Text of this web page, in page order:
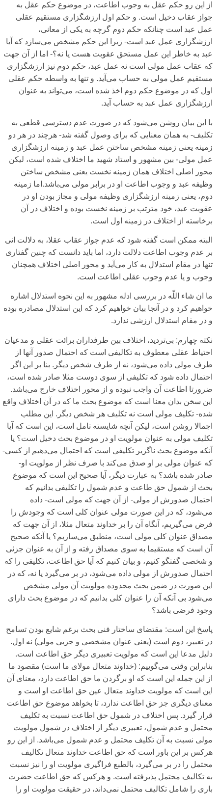
از این رو حکم عقل به وجوب اطاعت، در موضوع حکم عقل به
جواز عقاب دخیل است. و حکم اول ارزشگزاری‌ مستقیم عقلی‌
عمل عبد است چنانکه حکم دوم گرچه به یکی‌ از معانی‌،
ارزشگزاری‌ عمل عبد است- زیرا این حکم مشخص می‌سازد که آیا
عبد به خاطر این عمل مستحق عقوبت هست یا نه؟- اما از آن جهت
که عقاب عمل مولی‌ است نه عمل عبد، حکم دوم نیز ارزشگزاری‌
مستقیم عمل مولی‌ به حساب می‌‌آید. و تنها به واسطه حکم عقلی‌
اول که در موضوع حکم دوم اخذ شده است، می‌تواند به عنوان
ارزشگزاری‌ عمل عبد به حساب آید.
با این بیان روشن می‌شود که در صورت عدم دسترسی‌ قطعی‌ به
تکلیف- به همان معنایی‌ که برای‌ وصول گفته شد- هرچند در هر دو
زمینه یعنی‌ زمینه مشخص ساختن عمل عبد و زمینه ارزشگزاری‌
عمل مولی‌- بین مشهور و استاد شهید ما اختلاف شده است، لیکن
محور اصلی‌ اختلاف همان زمینه نخست یعنی‌ مشخص ساختن
وظیفه عبد و وجوب اطاعت او در برابر مولی‌ می‌‌باشد.اما زمینه
دوم، یعنی‌ زمینه ارزشگزاری‌ وظیفه مولی‌ و مجاز بودن او در
عقوبت عبد، خود مترتب بر زمینه نخست بوده و اختلاف در آن
برخاسته از اختلاف در زمینه اول است.
البته ممکن است گفته شود که عدم جواز عقاب عقلا، به دلالت انی‌
بر عدم وجوب اطاعت دلالت دارد، اما باید دانست که چنین گفتاری‌
تنها در مقام استدلال به کار می‌آید و محور اصلی‌ اختلاف همچنان
وجوب و یا عدم وجوب عقلی‌ اطاعت است.
ما ان شاء اللّه در بررسی‌ ادله مشهور به این نحوه استدلال اشاره
خواهیم کرد و در آنجا بیان خواهیم کرد که این استدلال مصادره بوده
و در مقام استدلال ارزشی‌ ندارد.
نکته چهارم: بی‌‌تردید، اختلاف بین طرفداران برائت عقلی‌ و مدعیان
احتیاط عقلی‌ معطوف به تکالیفی‌ است که احتمال صدور آنها از
طرف مولی‌ داده می‌‌شود، نه از طرف شخص دیگر. بنا بر این اگر
احتمال داده شود که تکلیفی‌ از سوی‌ دوست مثلا صادر شده است،
ضرورتا اطاعت آن واجب نبوده و از محور اختلاف خارج می‌‌باشد.
این سخن بدان معنا است که موضوع بحث ما که در آن اختلاف واقع
شده- تکلیف مولی‌ است نه تکلیف هر شخص دیگر. این مطلب
اجمالا روشن است، لیکن آنچه شایسته تامل است، این است که آیا
تکلیف مولی‌ به عنوان مولویت او در موضوع بحث دخیل است؟ یا
آنکه موضوع بحث ناگزیر تکلیفی‌ است که احتمال می‌دهیم از کسی‌-
که عنوان مولی‌ بر او صدق می‌‌کند با صرف نظر از مولویت او-
صادر شده باشد؟ به عبارت دیگر، آیا صحیح این است که موضوع
بحث از شمول حق طاعت و عدم شمول را تکلیفی‌ بدانیم که
احتمال صدورش از مولی‌- از آن جهت که مولی‌ است- داده
می‌‌شود، که در این صورت مولی‌ عنوان کلی‌ است که وجودش را
فرض می‌‌گیریم، آنگاه آن را بر خداوند متعال مثلا، از آن جهت که
مصداق عنوان کلی‌ مولی‌ است، منطبق می‌سازیم؟ یا آنکه صحیح
آن است که مستقیما به سوی‌ مصداق رفته و از آن به عنوان جزئی‌
و شخصی‌ گفتگو کنیم، و بیان کنیم که آیا حق اطاعت، تکلیفی‌ ‌را که
احتمال صدورش از مولی‌ داده می‌‌شود، در بر می‌‌گیرد یا نه، که در
این صورت در ضمن بحث محدوده مولویت آن مولی‌ مشخص
می‌شود بی‌ آنکه آن را عنوان کلی‌ بدانیم که در موضوع بحث دارای‌
وجود فرضی‌ باشد؟
پاسخ این است: مقتضای‌ ساختار فنی‌ بحث برغم شایع بودن تسامح
در تعبیر، دوم است (یعنی‌ عنوان مشخصی‌ و جزیی‌ مولی‌) نه اول.
دلیل مدعا این است که مولویت تعبیری‌ دیگر حق اطاعت است.
بنابراین وقتی‌ می‌‌گوییم: (خداوند متعال مولای‌ ما است) مقصود ما
از این جمله این است که او برگردن ما حق اطاعت دارد، معنای‌ آن
این است که مولویت خداوند متعال عین حق اطاعت او است و
معنای‌ دیگری‌ جز حق اطاعت ندارد، تا بخواهد موضوع حق اطاعت
قرار گیرد. پس اختلاف در شمول حق اطاعت نسبت به تکلیف
محتمل و عدم شمول، تعبیری‌ دیگر از اختلاف در شمول مولویت
مولی‌ نسبت به آن تکلیف محتمل و عدم شمول می‌‌باشد. از این رو
هرکس بر این باور است که حق اطاعت خداوند متعال تکالیف
محتمل را در بر می‌‌گیرد، بالطبع فراگیری‌ مولویت او را نیز نسبت
به تکالیف محتمل پذیرفته است. و هرکس که حق اطاعت حضرت
باری‌ را شامل تکالیف محتمل نمی‌داند، در حقیقت مولویت او را